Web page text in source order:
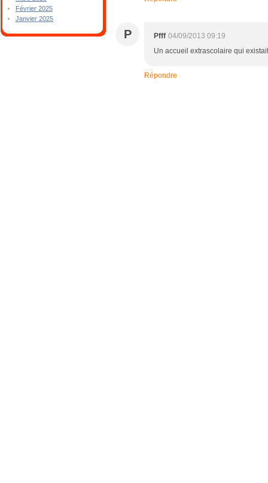
Février 2025
Janvier 2025
P Pfff 04/09/2013 09:19
Un accueil extrascolaire qui
Répondre